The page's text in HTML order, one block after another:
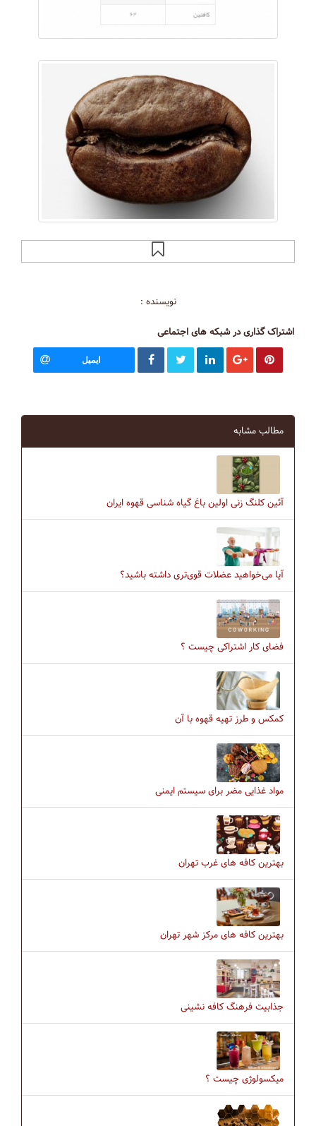
نویسنده :
اشتراک گذاری در شبکه های اجتماعی
ایمیل
مطالب مشابه
آئین کلنگ زنی اولین باغ گیاه شناسی قهوه ایران
آیا می‌خواهید عضلات قوی‌تری داشته باشید؟
فضای کار اشتراکی چیست ؟
کمکس و طرز تهیه قهوه با آن
مواد غذایی مضر برای سیستم ایمنی
بهترین کافه های غرب تهران
بهترین کافه های مرکز شهر تهران
جذابیت فرهنگ كافه نشینی
میکسولوژی چیست ؟